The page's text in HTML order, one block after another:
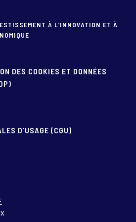
À L’INNOVATION ET À
DES COOKIES ET DONNÉES
D’USAGE (CGU)